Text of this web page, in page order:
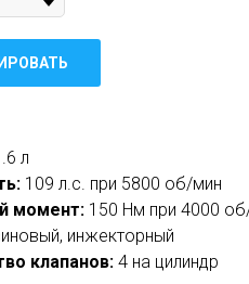
л
109 л.с. при 5800 об/мин
момент: 150 Нм при 4000
инжекторный
клапанов: 4 на цилиндр